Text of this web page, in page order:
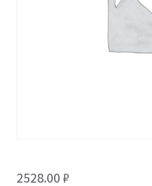
2528.00 ₽